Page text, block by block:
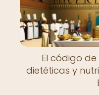
El código
dietéticas y